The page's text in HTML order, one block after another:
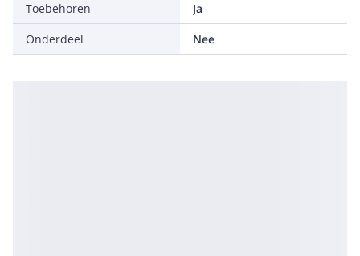
Toebehoren
Ja
Onderdeel
Nee